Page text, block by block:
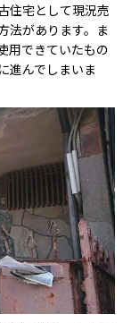
住宅として現況売
法があります。ま
用できていたもの
進んでしまいま